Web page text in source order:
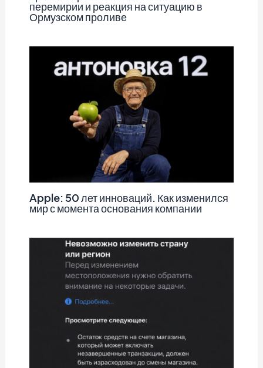
перемирии и реакция на ситуацию в
Ормузском проливе
Apple: 50 лет инноваций. Как изменился
мир с момента основания компании